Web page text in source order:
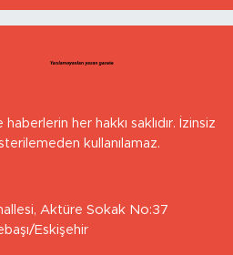
her hakkı saklıdır. İzinsiz
kullanılamaz.
Aktüre Sokak No:37
Eskişehir